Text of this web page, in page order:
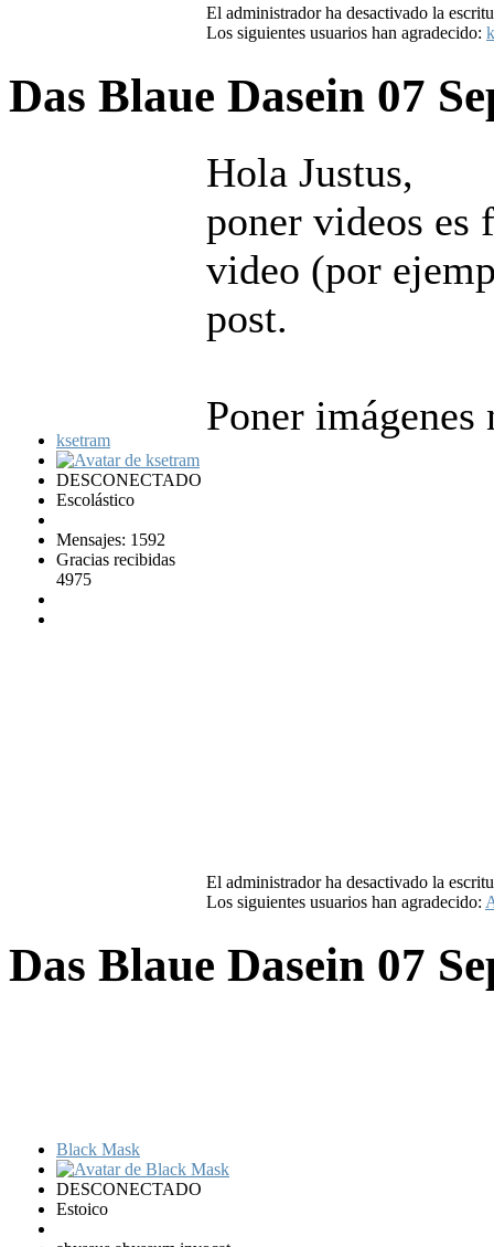
El administrador ha desactivado la
Los siguientes usuarios han agradecido:
Das Blaue Dasein 07
ksetram
DESCONECTADO
Escolástico
Mensajes: 1592
Gracias recibidas
4975
Hola Justus,
poner videos
video (por
post.
Poner
El administrador ha desactivado la
Los siguientes usuarios han agradecido:
Das Blaue Dasein 07
Black Mask
DESCONECTADO
Estoico